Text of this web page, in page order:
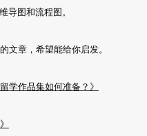
导图和流程图。
文章，希望能给你启发。
学作品集如何准备？》